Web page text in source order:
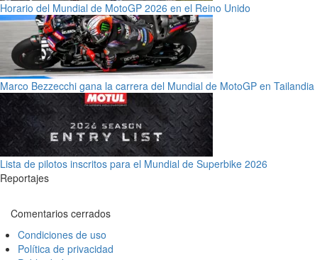
Horario del Mundial de MotoGP 2026 en el Reino Unido
Marco Bezzecchi gana la carrera del Mundial de MotoGP en Tailandia
Lista de pilotos inscritos para el Mundial de Superbike 2026
Reportajes
Comentarios cerrados
Condiciones de uso
Política de privacidad